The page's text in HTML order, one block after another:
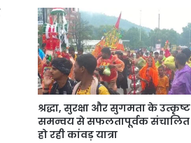
श्रद्धा, सुरक्षा और सुगमता के उत्कृष्ट
समन्वय से सफलतापूर्वक संचालित
हो रही कांवड़ यात्रा